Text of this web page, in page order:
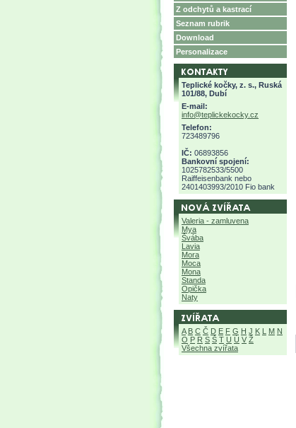
Z odchytů a kastrací
Seznam rubrik
Download
Personalizace
Teplické kočky, z. s., Ruská
101/88, Dubí
E-mail:
info@teplickekocky.cz
Telefon:
723489796
IČ: 06893856
Bankovní spojení:
1025782533/5500
Raiffeisenbank nebo
2401403993/2010 Fio bank
Valeria - zamluvena
Mya
Švába
Lavia
Mora
Moca
Mona
Standa
Opička
Naty
A B C Č D E F G H J K L M N
O P R S Š T U Ú V Ž
Všechna zvířata